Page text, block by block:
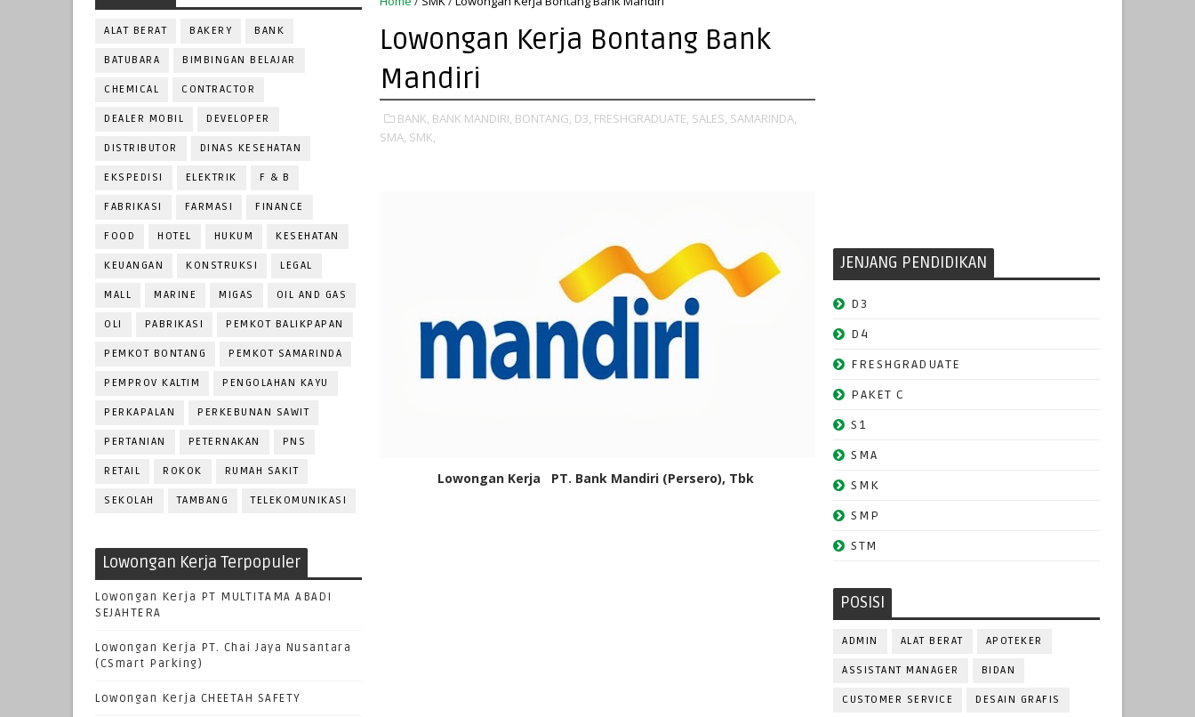
ALAT BERAT BAKERY BANK
BATUBARA BIMBINGAN BELAJAR
CHEMICAL CONTRACTOR
DEALER MOBIL DEVELOPER
DISTRIBUTOR DINAS KESEHATAN
EKSPEDISI ELEKTRIK F & B
FABRIKASI FARMASI FINANCE
FOOD HOTEL HUKUM KESEHATAN
KEUANGAN KONSTRUKSI LEGAL
MALL MARINE MIGAS OIL AND GAS
OLI PABRIKASI PEMKOT BALIKPAPAN
PEMKOT BONTANG PEMKOT SAMARINDA
PEMPROV KALTIM PENGOLAHAN KAYU
PERKAPALAN PERKEBUNAN SAWIT
PERTANIAN PETERNAKAN PNS
RETAIL ROKOK RUMAH SAKIT
SEKOLAH TAMBANG TELEKOMUNIKASI
Lowongan Kerja Terpopuler
Lowongan Kerja PT MULTITAMA ABADI
SEJAHTERA
Lowongan Kerja PT. Chai Jaya Nusantara
(CSmart Parking)
Lowongan Kerja CHEETAH SAFETY
Lowongan Kerja Bontang Bank
Mandiri
BANK, BANK MANDIRI, BONTANG, D3, FRESHGRADUATE, SALES, SAMARINDA,
SMA, SMK,
Lowongan Kerja PT. Bank Mandiri (Persero), Tbk
JENJANG PENDIDIKAN
D3
D4
FRESHGRADUATE
PAKET C
S1
SMA
SMK
SMP
STM
POSISI
ADMIN ALAT BERAT APOTEKER
ASSISTANT MANAGER BIDAN
CUSTOMER SERVICE DESAIN GRAFIS